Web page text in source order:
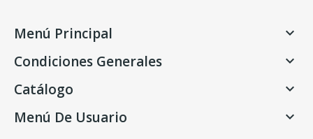
Menú Principal 
Condiciones Generales 
Catálogo 
Menú De Usuario 